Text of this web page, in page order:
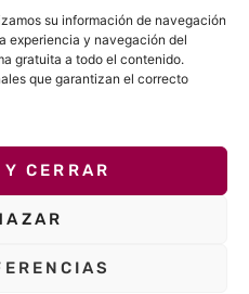
su información de navegación
experiencia y navegación del
gratuita a todo el contenido.
que garantizan el correcto
CERRAR
Campo Grande?
y familiares.